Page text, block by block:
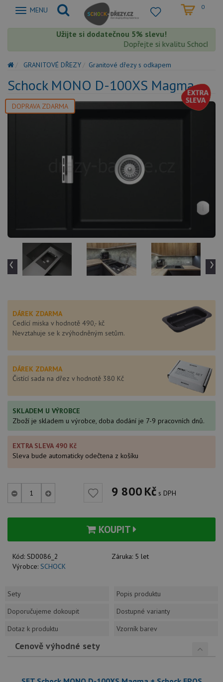
Zobrazit
MENU 0
Užijte si dodatečnou 5% slevu!
Dopřejte si kvalitu Schock s
GRANITOVÉ DŘEZY Granitové dřezy s odkapem
Schock MONO D-100XS Magma
DOPRAVA ZDARMA
‹ ›
DÁREK ZDARMA
Cedící miska v hodnotě 490,- kč
Nevztahuje se k zvýhodněným setům.
DÁREK ZDARMA
Čistící sada na dřez v hodnotě 380 Kč
SKLADEM U VÝROBCE
Zboží je skladem u výrobce, doba dodání je 7-9 pracovních dnů.
EXTRA SLEVA 490 Kč
Sleva bude automaticky odečtena z košíku
9 800Kč s DPH
KOUPIT
Kód: SD0086_2 Záruka: 5 let
Výrobce: SCHOCK
Sety
Popis produktu
Doporučujeme dokoupit
Dostupné varianty
Dotaz k produktu
Vzorník barev
Cenově výhodné sety